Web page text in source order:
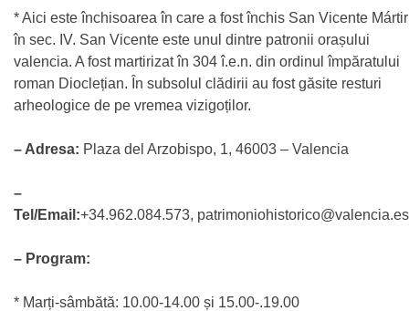
* Aici este închisoarea în care a fost închis San Vicente Mártir
în sec. IV. San Vicente este unul dintre patronii orașului
valencia. A fost martirizat în 304 î.e.n. din ordinul împăratului
roman Dioclețian. În subsolul clădirii au fost găsite resturi
arheologice de pe vremea vizigoților.
– Adresa: Plaza del Arzobispo, 1, 46003 – Valencia
–
Tel/Email:+34.962.084.573, patrimoniohistorico@valencia.es
– Program:
* Marți-sâmbătă: 10.00-14.00 și 15.00-.19.00